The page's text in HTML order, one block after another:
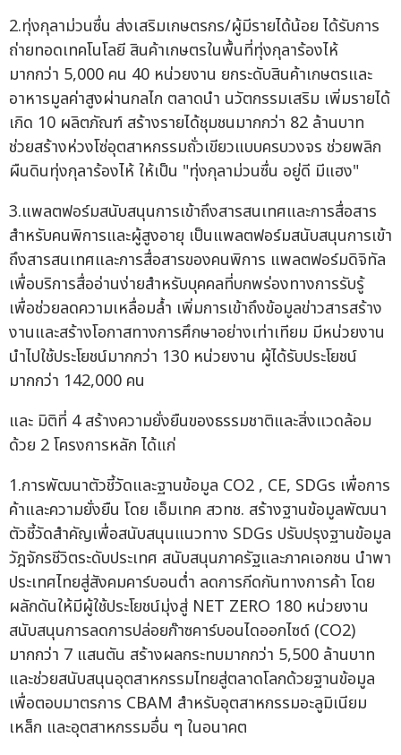
2.ทุ่งกุลาม่วนซื่น ส่งเสริมเกษตรกร/ผู้มีรายได้น้อย ได้รับการ
ถ่ายทอดเทคโนโลยี สินค้าเกษตรในพื้นที่ทุ่งกุลาร้องไห้
มากกว่า 5,000 คน 40 หน่วยงาน ยกระดับสินค้าเกษตรและ
อาหารมูลค่าสูงผ่านกลไก ตลาดนำ นวัตกรรมเสริม เพิ่มรายได้
เกิด 10 ผลิตภัณฑ์ สร้างรายได้ชุมชนมากกว่า 82 ล้านบาท
ช่วยสร้างห่วงโซ่อุตสาหกรรมถั่วเขียวแบบครบวงจร ช่วยพลิก
ผืนดินทุ่งกุลาร้องไห้ ให้เป็น "ทุ่งกุลาม่วนซื่น อยู่ดี มีแฮง"
3.แพลตฟอร์มสนับสนุนการเข้าถึงสารสนเทศและการสื่อสาร
สำหรับคนพิการและผู้สูงอายุ เป็นแพลตฟอร์มสนับสนุนการเข้า
ถึงสารสนเทศและการสื่อสารของคนพิการ แพลตฟอร์มดิจิทัล
เพื่อบริการสื่ออ่านง่ายสำหรับบุคคลที่บกพร่องทางการรับรู้
เพื่อช่วยลดความเหลื่อมล้ำ เพิ่มการเข้าถึงข้อมูลข่าวสารสร้าง
งานและสร้างโอกาสทางการศึกษาอย่างเท่าเทียม มีหน่วยงาน
นำไปใช้ประโยชน์มากกว่า 130 หน่วยงาน ผู้ได้รับประโยชน์
มากกว่า 142,000 คน
และ มิติที่ 4 สร้างความยั่งยืนของธรรมชาติและสิ่งแวดล้อม
ด้วย 2 โครงการหลัก ได้แก่
1.การพัฒนาตัวชี้วัดและฐานข้อมูล CO2 , CE, SDGs เพื่อการ
ค้าและความยั่งยืน โดย เอ็มเทค สวทช. สร้างฐานข้อมูลพัฒนา
ตัวชี้วัดสำคัญเพื่อสนับสนุนแนวทาง SDGs ปรับปรุงฐานข้อมูล
วัฎจักรชีวิตระดับประเทศ สนับสนุนภาครัฐและภาคเอกชน นำพา
ประเทศไทยสู่สังคมคาร์บอนต่ำ ลดการกีดกันทางการค้า โดย
ผลักดันให้มีผู้ใช้ประโยชน์มุ่งสู่ NET ZERO 180 หน่วยงาน
สนับสนุนการลดการปล่อยก๊าซคาร์บอนไดออกไซด์ (CO2)
มากกว่า 7 แสนตัน สร้างผลกระทบมากกว่า 5,500 ล้านบาท
และช่วยสนับสนุนอุตสาหกรรมไทยสู่ตลาดโลกด้วยฐานข้อมูล
เพื่อตอบมาตรการ CBAM สำหรับอุตสาหกรรมอะลูมิเนียม
เหล็ก และอุตสาหกรรมอื่น ๆ ในอนาคต